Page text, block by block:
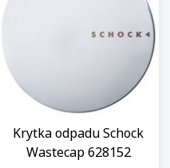
Krytka odpadu Schock
Wastecap 628152